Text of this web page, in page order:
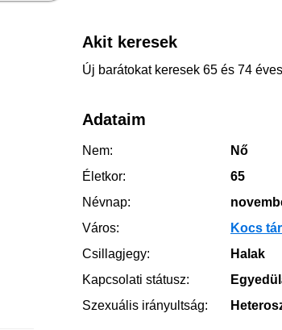
Akit keresek
Új barátokat keresek 65 és 74
Adataim
Nem:
Nő
Életkor:
65
Névnap:
Város:
Kocs
Csillagjegy:
Halak
Kapcsolati státusz:
Szexuális irányultság: